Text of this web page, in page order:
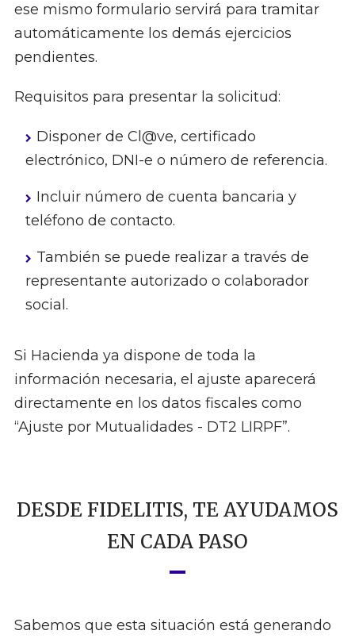
ese mismo formulario servirá para tramitar
automáticamente los demás ejercicios
pendientes.
Requisitos para presentar la solicitud:
Disponer de Cl@ve, certificado
electrónico, DNI-e o número de referencia.
Incluir número de cuenta bancaria y
teléfono de contacto.
También se puede realizar a través de
representante autorizado o colaborador
social.
Si Hacienda ya dispone de toda la
información necesaria, el ajuste aparecerá
directamente en los datos fiscales como
“Ajuste por Mutualidades - DT2 LIRPF”.
DESDE FIDELITIS, TE AYUDAMOS
EN CADA PASO
Sabemos que esta situación está generando